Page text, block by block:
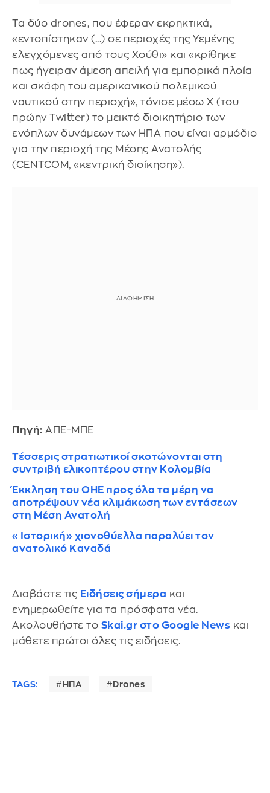
Τα δύο drones, που έφεραν εκρηκτικά,
«εντοπίστηκαν (...) σε περιοχές της Υεμένης
ελεγχόμενες από τους Χούθι» και «κρίθηκε
πως ήγειραν άμεση απειλή για εμπορικά πλοία
και σκάφη του αμερικανικού πολεμικού
ναυτικού στην περιοχή», τόνισε μέσω X (του
πρώην Twitter) το μεικτό διοικητήριο των
ενόπλων δυνάμεων των ΗΠΑ που είναι αρμόδιο
για την περιοχή της Μέσης Ανατολής
(CENTCOM, «κεντρική διοίκηση»).
Πηγή: ΑΠΕ-ΜΠΕ
Τέσσερις στρατιωτικοί σκοτώνονται στη
συντριβή ελικοπτέρου στην Κολομβία
Έκκληση του ΟΗΕ προς όλα τα μέρη να
αποτρέψουν νέα κλιμάκωση των εντάσεων
στη Μέση Ανατολή
«Ιστορική» χιονοθύελλα παραλύει τον
ανατολικό Καναδά
Διαβάστε τις Ειδήσεις σήμερα και
ενημερωθείτε για τα πρόσφατα νέα.
Ακολουθήστε το Skai.gr στο Google News και
μάθετε πρώτοι όλες τις ειδήσεις.
TAGS: ΗΠΑ Drones